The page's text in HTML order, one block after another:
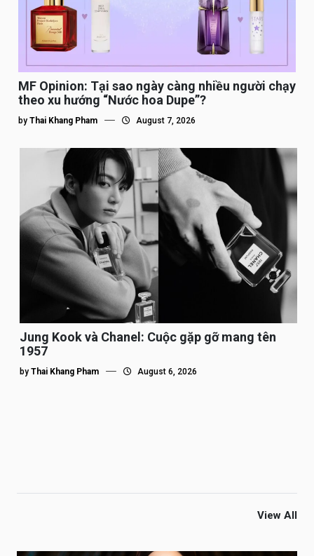
MF Opinion: Tại sao ngày càng nhiều người chạy
theo xu hướng “Nước hoa Dupe”?
by Thai Khang Pham August 7, 2026
Jung Kook và Chanel: Cuộc gặp gỡ mang tên
1957
by Thai Khang Pham August 6, 2026
View All